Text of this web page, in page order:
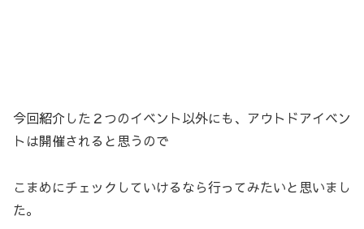
今回紹介した２つのイベント以外にも、アウトドアイベン
トは開催されると思うので
こまめにチェックしていけるなら行ってみたいと思いまし
た。